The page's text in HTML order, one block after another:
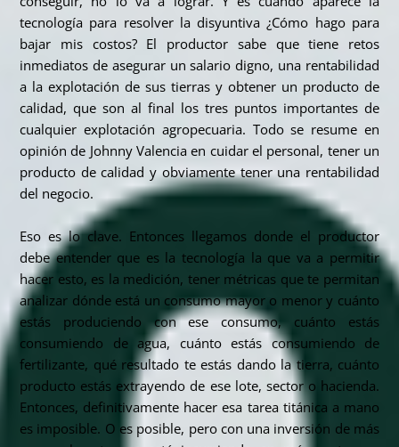
tecnología para resolver la disyuntiva ¿Cómo hago para
bajar mis costos? El productor sabe que tiene retos
inmediatos de asegurar un salario digno, una rentabilidad
a la explotación de sus tierras y obtener un producto de
calidad, que son al final los tres puntos importantes de
cualquier explotación agropecuaria. Todo se resume en
opinión de JohnnyValencia en cuidar el personal, tener un
producto de calidad y obviamente tener una rentabilidad
del negocio.
Eso es lo clave. Entonces llegamos donde el productor
debe entender que es la tecnología la que va a permitir
hacer esto, es la medición, tener métricas que te permitan
analizar dónde está un consumo mayor o menor y cuánto
estás produciendo con ese consumo, cuánto estás
consumiendo de agua, cuánto estás consumiendo de
fertilizante, qué resultado te estás dando la tierra, cuánto
producto estás extrayendo de ese lote, sector o hacienda.
Entonces, definitivamente hacer esa tarea titánica a mano
es imposible. O es posible, pero con una inversión de más